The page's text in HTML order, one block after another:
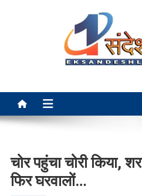
चोर पहुंचा चोरी किया,
फिर घरवालों…